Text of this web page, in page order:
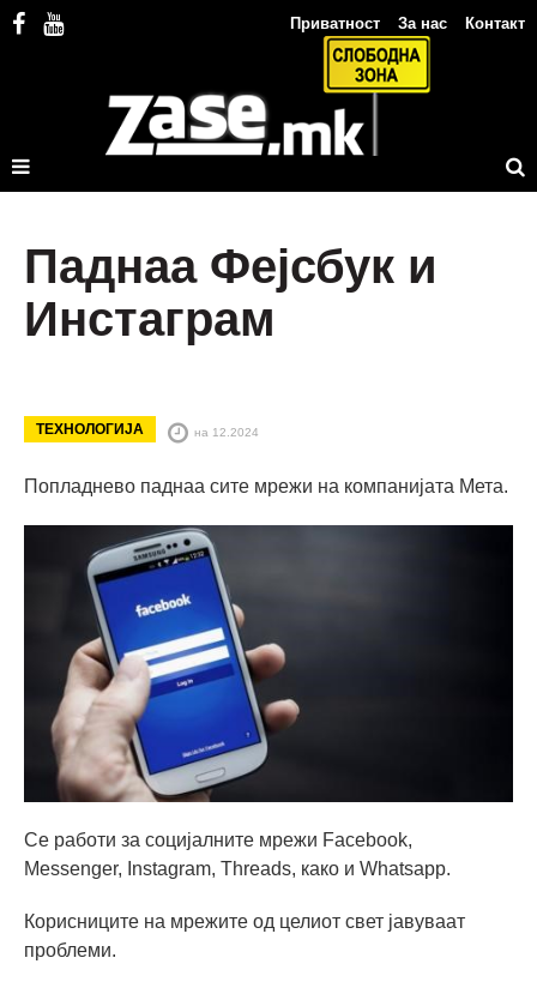
Приватност За нас Контакт
Паднаа Фејсбук и
Инстаграм
ТЕХНОЛОГИЈА на 12.2024
Попладнево паднаа сите мрежи на компанијата Мета.
Се работи за социјалните мрежи Facebook,
Messenger, Instagram, Threads, како и Whatsapp.
Корисниците на мрежите од целиот свет јавуваат
проблеми.